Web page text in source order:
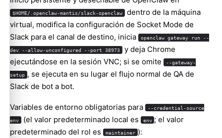
$HOME/.openclaw-mantis/slack-openclaw dentro de la máquina
virtual, modifica la configuración de Socket Mode de
Slack para el canal de destino, inicia
openclaw gateway run --
dev --allow-unconfigured --port 38973 y deja Chrome
ejecutándose en la sesión VNC; si se omite
--gateway-
setup , se ejecuta en su lugar el flujo normal de QA de
Slack de bot a bot.
Variables de entorno obligatorias para --credential-source
env (el valor predeterminado local es env ; el valor
predeterminado del rol es
maintainer ):